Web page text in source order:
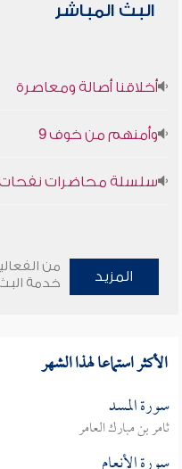
البث المباشر
أخلاقنا أصالة ومعاصرة
وأمنهم من خوف 9
سلسلة محاضرات نفحات
المزيد
من
خدمة البث
الأكثر استماعا لهذا الشهر
سورة المسد
ثامر بن مبارك العامر